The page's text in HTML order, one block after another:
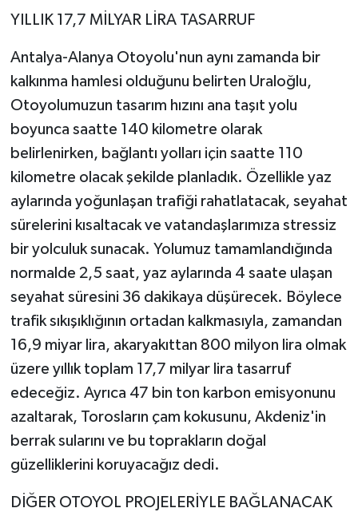
YILLIK 17,7 MİLYAR LİRA TASARRUF
Antalya-Alanya Otoyolu'nun aynı zamanda bir
kalkınma hamlesi olduğunu belirten Uraloğlu,
Otoyolumuzun tasarım hızını ana taşıt yolu
boyunca saatte 140 kilometre olarak
belirlenirken, bağlantı yolları için saatte 110
kilometre olacak şekilde planladık. Özellikle yaz
aylarında yoğunlaşan trafiği rahatlatacak, seyahat
sürelerini kısaltacak ve vatandaşlarımıza stressiz
bir yolculuk sunacak. Yolumuz tamamlandığında
normalde 2,5 saat, yaz aylarında 4 saate ulaşan
seyahat süresini 36 dakikaya düşürecek. Böylece
trafik sıkışıklığının ortadan kalkmasıyla, zamandan
16,9 miyar lira, akaryakıttan 800 milyon lira olmak
üzere yıllık toplam 17,7 milyar lira tasarruf
edeceğiz. Ayrıca 47 bin ton karbon emisyonunu
azaltarak, Torosların çam kokusunu, Akdeniz'in
berrak sularını ve bu toprakların doğal
güzelliklerini koruyacağız dedi.
DİĞER OTOYOL PROJELERİYLE BAĞLANACAK